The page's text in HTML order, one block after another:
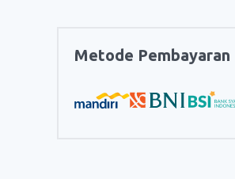
Metode Pembayaran